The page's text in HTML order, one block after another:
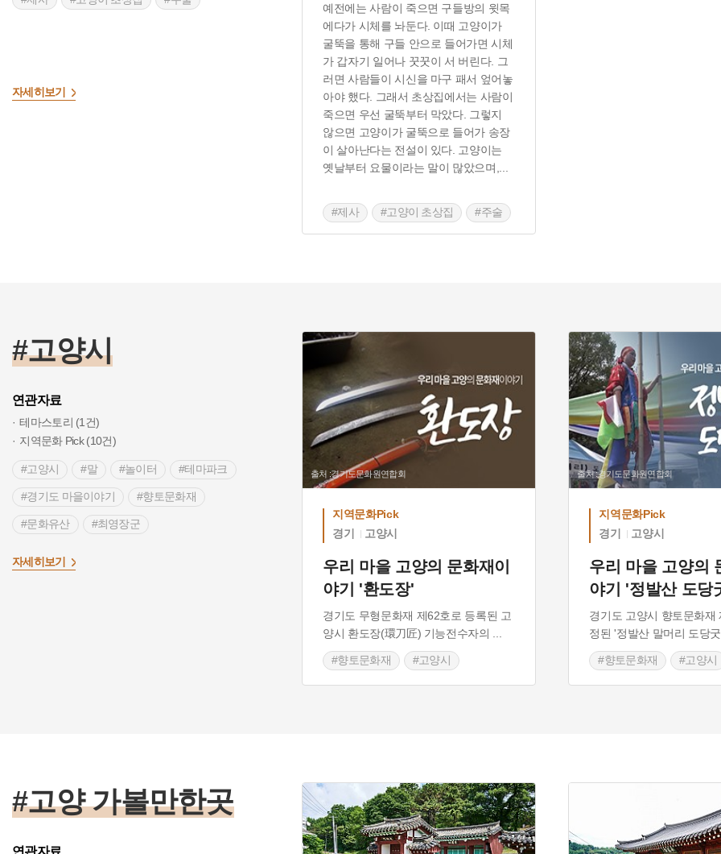
자세히보기
예전에는 사람이 죽으면 구들방의 윗목
에다가 시체를 놔둔다. 이때 고양이가
굴뚝을 통해 구들 안으로 들어가면 시체
가 갑자기 일어나 꿋꿋이 서 버린다. 그
러면 사람들이 시신을 마구 패서 엎어놓
아야 했다. 그래서 초상집에서는 사람이
죽으면 우선 굴뚝부터 막았다. 그렇지
않으면 고양이가 굴뚝으로 들어가 송장
이 살아난다는 전설이 있다. 고양이는
옛날부터 요물이라는 말이 많았으며,
#제사 #고양이 초상집 #주술
#고양시
연관자료
테마스토리 (1건)
지역문화 Pick (10건)
#고양시 #말 #놀이터 #테마파크
#경기도 마을이야기 #향토문화재
#문화유산 #최영장군
자세히보기
출처 :경기도문화원연합회
지역문화Pick
경기
고양시
우리 마을 고양의 문화재이
야기 '환도장'
경기도 무형문화재 제62호로 등록된 고
양시 환도장(環刀匠) 기능전수자의
#향토문화재 #고양시
#문화유산
출처 :경기도문화원연합회
지역문화Pick
경기
고양시
우리 마을 고양의
야기 '정발산 도당
경기도 고양시 향토문화재
정된 '정발산 말머리 도당
#향토문화재 #고양시
#문화유산
>
#고양 가볼만한곳
연관자료